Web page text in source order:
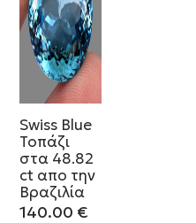
Swiss Blue
Τοπάζι
στα 48.82
ct απο την
Βραζιλία
140.00 €